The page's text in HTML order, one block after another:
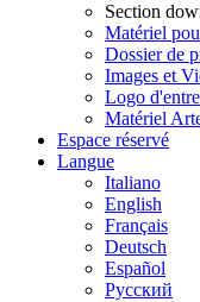
Section
Matériel
Dossier de
Images et
Logo
Matériel
Espace réservé
Langue
Italiano
English
Français
Deutsch
Español
Pусский